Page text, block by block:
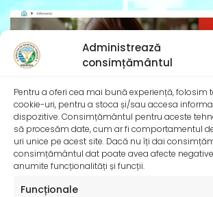
Administrează
consimțământul
Pentru a oferi cea mai bună experiență, folosim
cookie-uri, pentru a stoca și/sau accesa
dispozitive. Consimțământul pentru aceste
să procesăm date, cum ar fi comportamentul
uri unice pe acest site. Dacă nu îți dai
consimțământul dat poate avea afecte
anumite funcționalități și funcții.
Funcționale
InfoMama – Ghidul mamei pe